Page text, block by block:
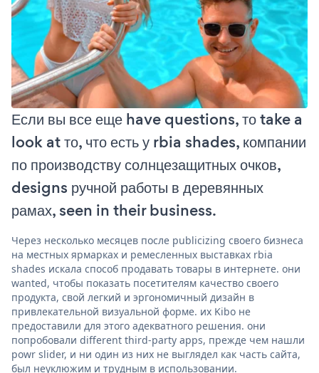
Если вы все еще have questions, то take a
look at то, что есть у rbia shades, компании
по производству солнцезащитных очков,
designs ручной работы в деревянных
рамах, seen in their business.
Через несколько месяцев после publicizing своего бизнеса
на местных ярмарках и ремесленных выставках rbia
shades искала способ продавать товары в интернете. они
wanted, чтобы показать посетителям качество своего
продукта, свой легкий и эргономичный дизайн в
привлекательной визуальной форме. их Kibo не
предоставили для этого адекватного решения. они
попробовали different third-party apps, прежде чем нашли
powr slider, и ни один из них не выглядел как часть сайта,
был неуклюжим и трудным в использовании.